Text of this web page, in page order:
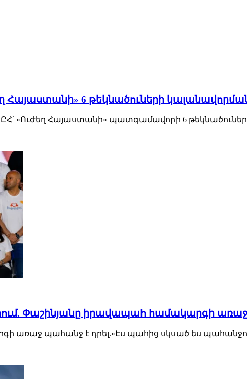
Հայաստանի» 6 թեկնածուների
«Ուժեղ Հայաստանի» պատգամավորի 6
Փաշինյանը իրավապահ համակարգի
պահանջ է դրել.«Էս պահից սկսած ես